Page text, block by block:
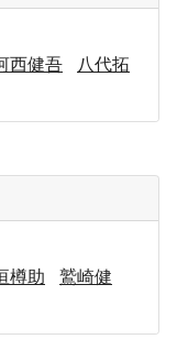
西健吾
八代拓
樽助
鷲崎健